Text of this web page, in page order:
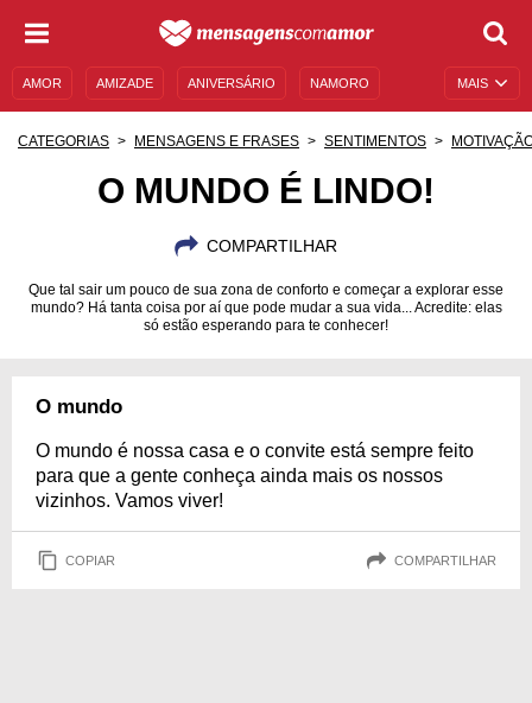
MAIS
AMOR AMIZADE ANIVERSÁRIO NAMORO
CATEGORIAS MENSAGENS E FRASES SENTIMENTOS
O MUNDO É LINDO!
COMPARTILHAR
Que tal sair um pouco de sua zona de conforto e começar a explorar esse
mundo? Há tanta coisa por aí que pode mudar a sua vida... Acredite: elas
só estão esperando para te conhecer!
O mundo
O mundo é nossa casa e o convite está sempre feito
para que a gente conheça ainda mais os nossos
vizinhos. Vamos viver!
COPIAR COMPARTILHAR